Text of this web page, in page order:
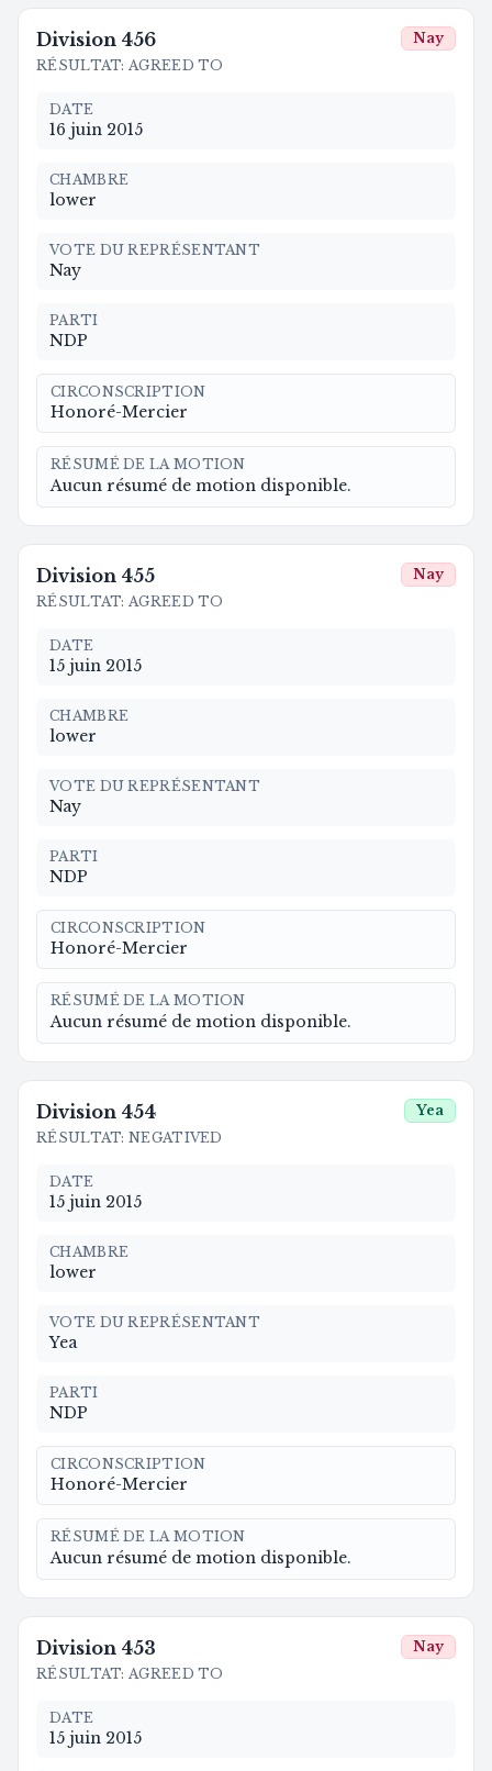
Division 456
RÉSULTAT: AGREED TO
Nay
DATE
16 juin 2015
CHAMBRE
lower
VOTE DU REPRÉSENTANT
Nay
PARTI
NDP
CIRCONSCRIPTION
Honoré-Mercier
RÉSUMÉ DE LA MOTION
Aucun résumé de motion disponible.
Division 455
RÉSULTAT: AGREED TO
Nay
DATE
15 juin 2015
CHAMBRE
lower
VOTE DU REPRÉSENTANT
Nay
PARTI
NDP
CIRCONSCRIPTION
Honoré-Mercier
RÉSUMÉ DE LA MOTION
Aucun résumé de motion disponible.
Division 454
RÉSULTAT: NEGATIVED
Yea
DATE
15 juin 2015
CHAMBRE
lower
VOTE DU REPRÉSENTANT
Yea
PARTI
NDP
CIRCONSCRIPTION
Honoré-Mercier
RÉSUMÉ DE LA MOTION
Aucun résumé de motion disponible.
Division 453
RÉSULTAT: AGREED TO
Nay
DATE
15 juin 2015